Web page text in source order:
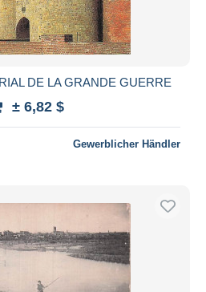
DE LA GRANDE GUERRE
± 6,82 $
Gewerblicher Händler